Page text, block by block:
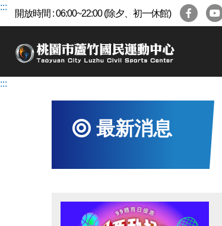
跳
區
:::
開放時間 : 06:00~22:00 (除夕、初一休館)
:::
最新消息